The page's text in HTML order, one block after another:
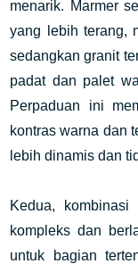
menarik. Marmer
yang lebih terang,
sedangkan granit
padat dan palet
Perpaduan ini
kontras warna dan
lebih dinamis dan
Kedua,
kompleks dan
untuk bagian